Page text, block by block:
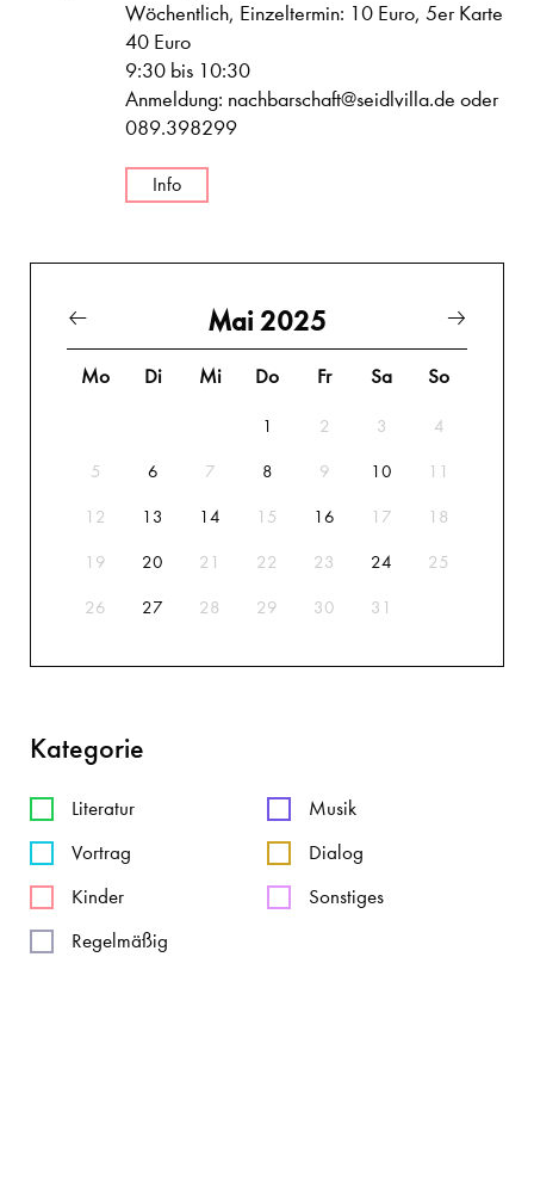
Wöchentlich, Einzeltermin: 10 Euro, 5er Karte
40 Euro
9:30 bis 10:30
Anmeldung: nachbarschaft@seidlvilla.de oder
089.398299
Info
Mai 2025
Mo Di Mi Do Fr Sa So
1 2 3 4
5 6 7 8 9 10 11
12 13 14 15 16 17 18
19 20 21 22 23 24 25
26 27 28 29 30 31
Kategorie
Literatur
Musik
Vortrag
Dialog
Kinder
Sonstiges
Regelmäßig